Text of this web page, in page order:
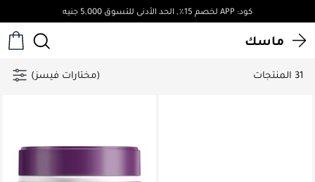
كود: APP لخصم 15٪, الحد الأدنى للتسوق 5,000 جنيه
ماسك
31 المنتجات (مختارات فيسز)